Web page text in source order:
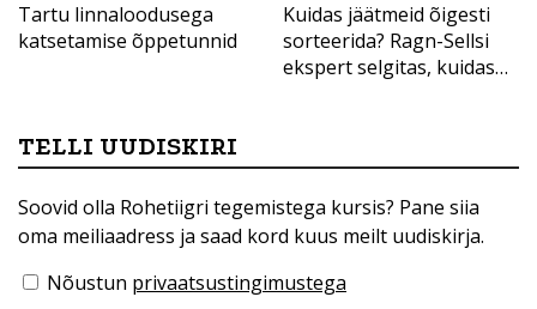
Tartu linnaloodusega
katsetamise õppetunnid
Kuidas jäätmeid õigesti
sorteerida? Ragn-Sellsi
ekspert selgitas, kuidas
TELLI UUDISKIRI
Soovid olla Rohetiigri tegemistega kursis? Pane siia
oma meiliaadress ja saad kord kuus meilt uudiskirja.
Nõustun privaatsustingimustega